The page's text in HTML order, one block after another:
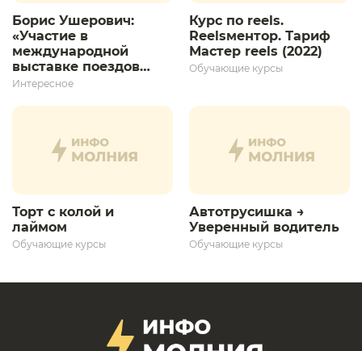
Борис Ушерович:
«Участие в
международной
выставке поездов
дает толчок для
развития»
Интересное
Курс по reels.
Reelsментор. Тариф
Мастер reels (2022)
Обучающие курсы
Торт с колой и
лаймом
Обучающие курсы
Автотрусишка →
Уверенный водитель​
Обучающие курсы